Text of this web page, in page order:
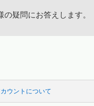
疑問にお答えします。
ウントについて